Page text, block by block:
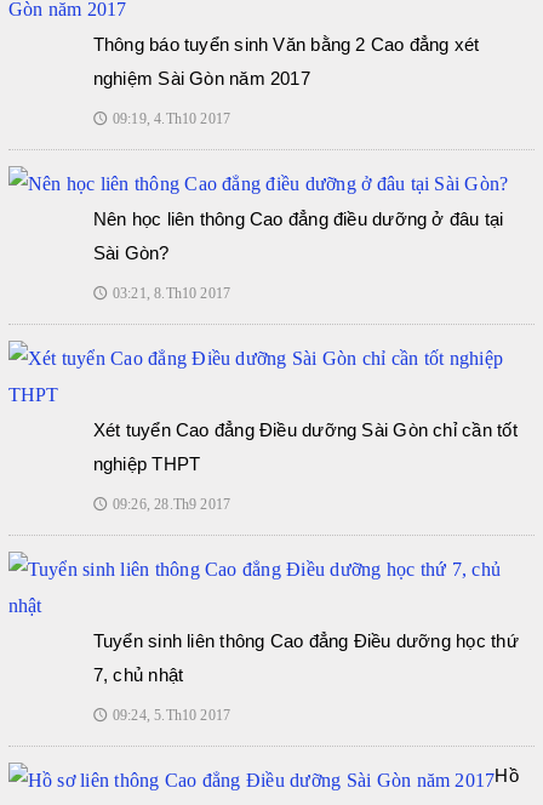
Thông báo tuyển sinh Văn bằng 2 Cao đẳng xét
nghiệm Sài Gòn năm 2017
🕔 09:19, 4.Th10 2017
Nên học liên thông Cao đẳng điều dưỡng ở đâu tại
Sài Gòn?
🕔 03:21, 8.Th10 2017
Xét tuyển Cao đẳng Điều dưỡng Sài Gòn chỉ cần tốt
nghiệp THPT
🕔 09:26, 28.Th9 2017
Tuyển sinh liên thông Cao đẳng Điều dưỡng học thứ
7, chủ nhật
🕔 09:24, 5.Th10 2017
Hồ